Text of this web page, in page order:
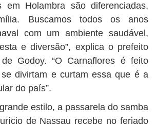
em Holambra são diferenciadas,
Buscamos todos os anos
com um ambiente saudável,
e diversão”, explica o prefeito
Godoy. “O Carnaflores é feito
divirtam e curtam essa que é a
do país”.
estilo, a passarela do samba
de Nassau recebe no feriado